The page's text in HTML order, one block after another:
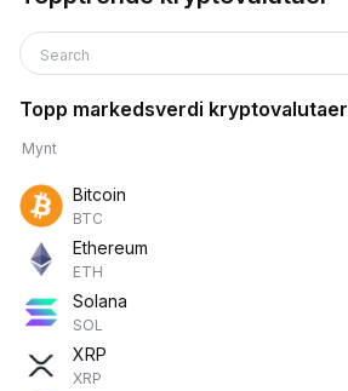
Search
Topp markedsverdi kryptovalutaer
Mynt
Bitcoin
BTC
Ethereum
ETH
Solana
SOL
XRP
XRP